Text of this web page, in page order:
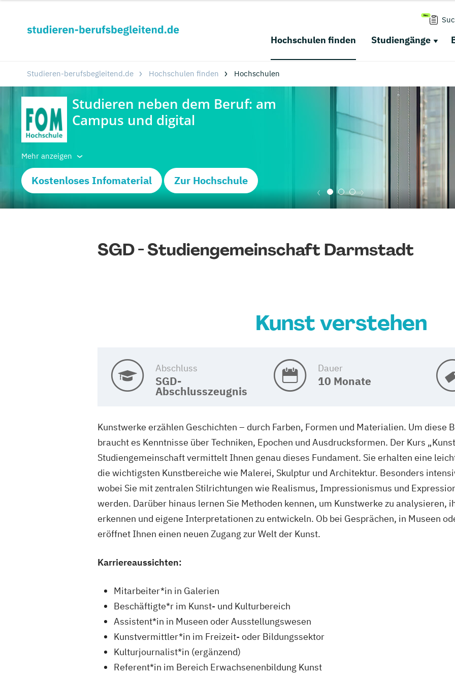
Hochschulen finden Studiengänge
Studieren-berufsbegleitend.de Hochschulen finden Hochschulen
Mehr anzeigen
Kostenloses Infomaterial Zur Hochschule
SGD - Studiengemeinschaft Darmstadt
Kunst verstehen
Abschluss
SGD-
Abschlusszeugnis
Dauer
10 Monate
Kunstwerke erzählen Geschichten – durch Farben, Formen und Materialien. Um diese
braucht es Kenntnisse über Techniken, Epochen und Ausdrucksformen. Der Kurs
Studiengemeinschaft vermittelt Ihnen genau dieses Fundament. Sie erhalten eine
die wichtigsten Kunstbereiche wie Malerei, Skulptur und Architektur. Besonders
wobei Sie mit zentralen Stilrichtungen wie Realismus, Impressionismus und
werden. Darüber hinaus lernen Sie Methoden kennen, um Kunstwerke zu analysieren,
erkennen und eigene Interpretationen zu entwickeln. Ob bei Gesprächen, in Museen
eröffnet Ihnen einen neuen Zugang zur Welt der Kunst.
Karriereaussichten:
Mitarbeiter*in in Galerien
Beschäftigte*r im Kunst- und Kulturbereich
Assistent*in in Museen oder Ausstellungswesen
Kunstvermittler*in im Freizeit- oder Bildungssektor
Kulturjournalist*in (ergänzend)
Referent*in im Bereich Erwachsenenbildung Kunst